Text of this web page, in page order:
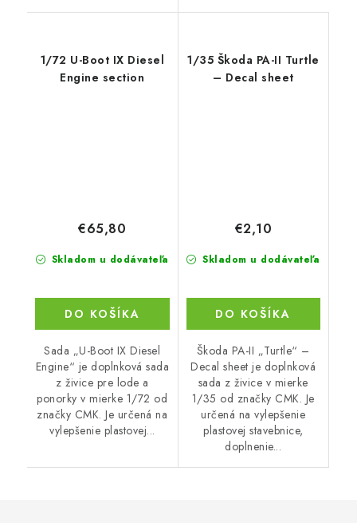
1/72 U-Boot IX Diesel
Engine section
Skladom u dodávateľa
€65,80
DO KOŠÍKA
Sada „U-Boot IX Diesel
Engine“ je doplnková sada
z živice pre lode a
ponorky v mierke 1/72 od
značky CMK. Je určená na
vylepšenie plastovej...
1/35 Škoda PA-II Turtle
– Decal sheet
Skladom u dodávateľa
€2,10
DO KOŠÍKA
Škoda PA-II „Turtle“ –
Decal sheet je doplnková
sada z živice v mierke
1/35 od značky CMK. Je
určená na vylepšenie
plastovej stavebnice,
doplnenie...